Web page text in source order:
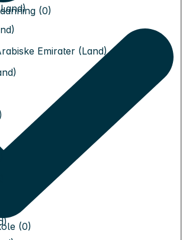
Emirater (Land)
(0)
(0)